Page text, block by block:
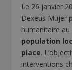
Le 26 janvier
Dexeus Mujer
humanitaire
population
place.
interventions